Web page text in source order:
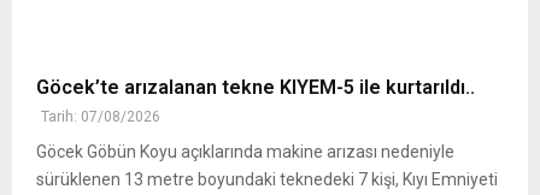
Göcek’te arızalanan tekne KIYEM-5 ile kurtarıldı..
Tarih: 07/08/2026
Göcek Göbün Koyu açıklarında makine arızası nedeniyle
sürüklenen 13 metre boyundaki teknedeki 7 kişi, Kıyı Emniyeti